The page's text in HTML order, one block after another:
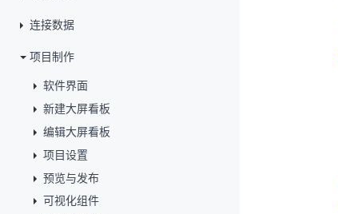
连接数据
项目制作
软件界面
新建大屏看板
编辑大屏看板
项目设置
预览与发布
可视化组件